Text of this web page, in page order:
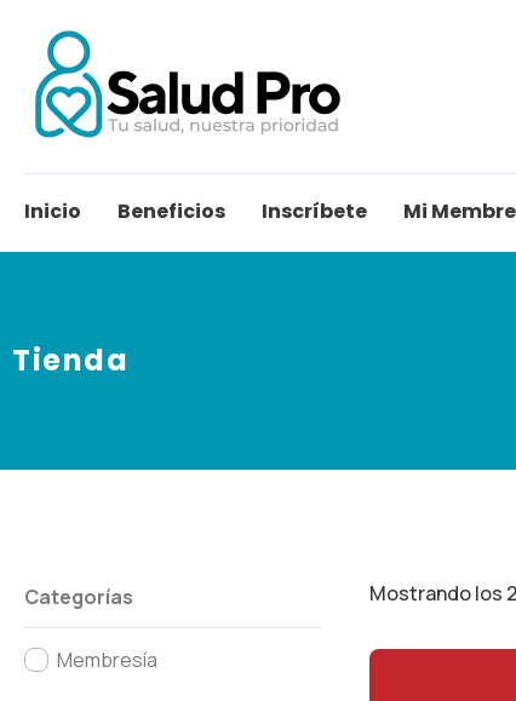
Inicio Beneficios Inscríbete Mi
Tienda
Categorías
Membresía
Mostrando los